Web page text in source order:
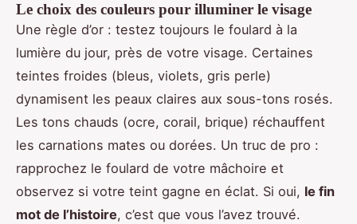
Le choix des couleurs pour illuminer le visage
Une règle d’or : testez toujours le foulard à la
lumière du jour, près de votre visage. Certaines
teintes froides (bleus, violets, gris perle)
dynamisent les peaux claires aux sous-tons rosés.
Les tons chauds (ocre, corail, brique) réchauffent
les carnations mates ou dorées. Un truc de pro :
rapprochez le foulard de votre mâchoire et
observez si votre teint gagne en éclat. Si oui, le fin
mot de l’histoire, c’est que vous l’avez trouvé.